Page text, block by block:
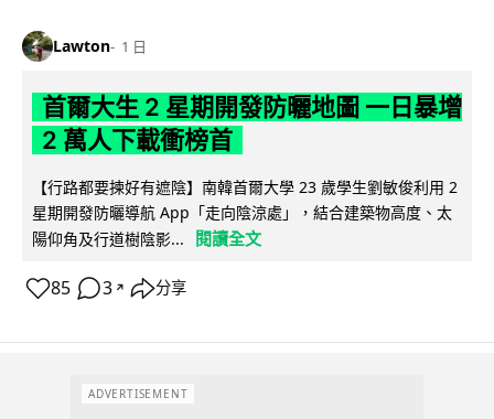
Lawton 1 日
首爾大生 2 星期開發防曬地圖 一日暴增
2 萬人下載衝榜首
【行路都要揀好有遮陰】南韓首爾大學 23 歲學生劉敏俊利用 2
星期開發防曬導航 App「走向陰涼處」，結合建築物高度、太
陽仰角及行道樹陰影...
閱讀全文
85 3 ↗ 分享
ADVERTISEMENT